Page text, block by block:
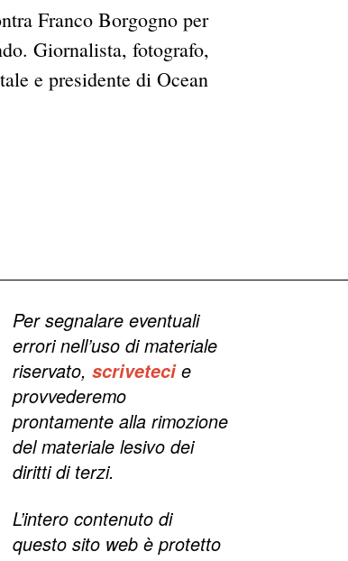
Franco Borgogno per
Giornalista, fotografo,
e presidente di Ocean
Per segnalare eventuali
errori nell’uso di materiale
riservato, scriveteci e
provvederemo
prontamente alla rimozione
del materiale lesivo dei
diritti di terzi.
L’intero contenuto di
questo sito web è protetto